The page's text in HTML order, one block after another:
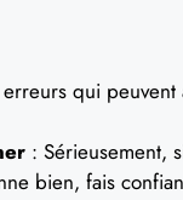
qui
: Sérieusement,
bien, fais